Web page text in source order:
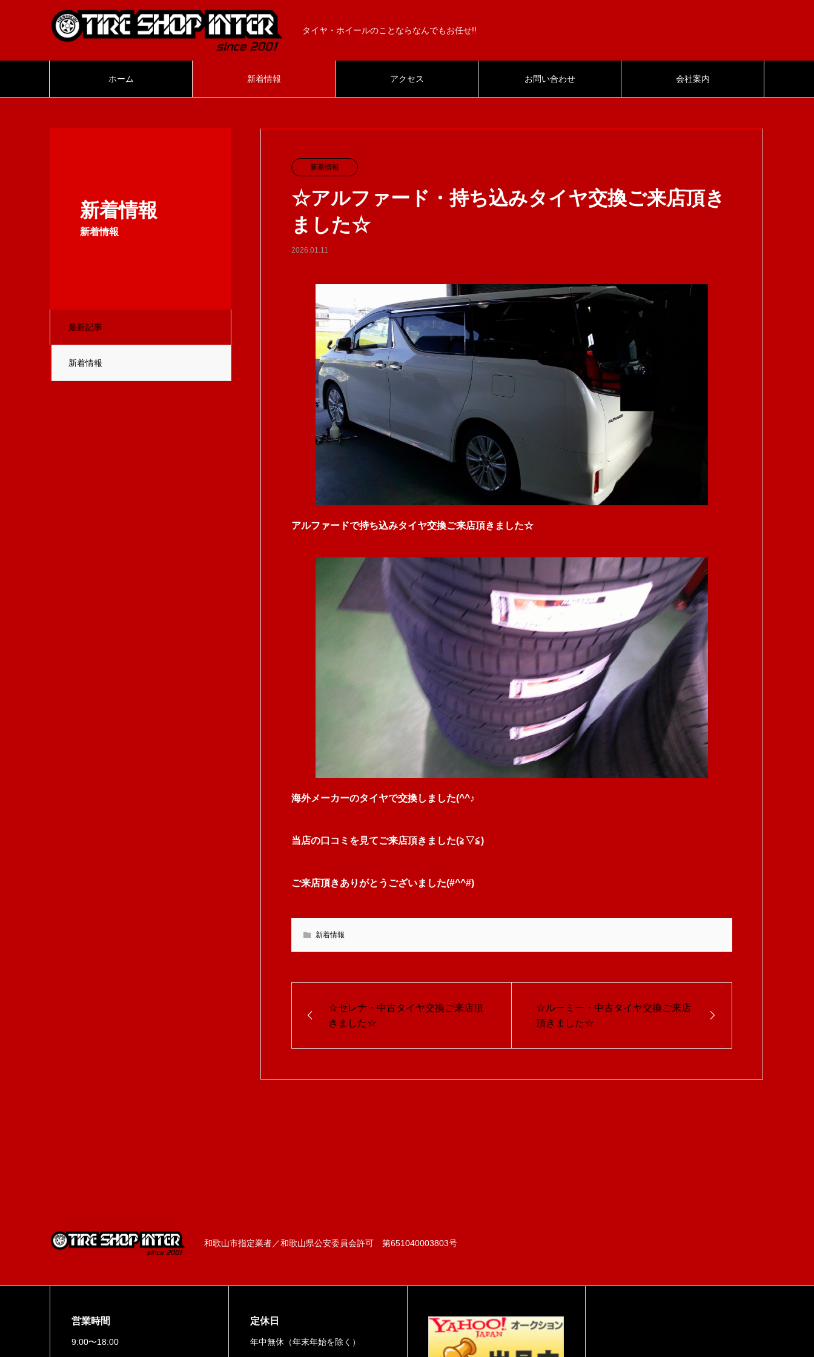
タイヤ・ホイールのことならなんでもお任せ!!
ホーム 新着情報 アクセス お問い合わせ 会社案内
新着情報
新着情報
最新記事
新着情報
新着情報
☆アルファード・持ち込みタイヤ交換ご来店頂き
ました☆
2026.01.11
アルファードで持ち込みタイヤ交換ご来店頂きました☆
海外メーカーのタイヤで交換しました(^^♪
当店の口コミを見てご来店頂きました(≧▽≦)
ご来店頂きありがとうございました(#^^#)
新着情報
☆セレナ・中古タイヤ交換ご来店頂
きました☆
☆ルーミー・中古タイヤ交換ご来店
頂きました☆
和歌山市指定業者／和歌山県公安委員会許可 第651040003803号
営業時間
9:00〜18:00
定休日
年中無休（年末年始を除く）